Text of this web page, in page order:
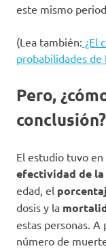
este mismo
(Lea también: ¿El
probabilidades de
Pero,
conclusión?
El estudio tuvo
efectividad de la
edad, el
dosis y la
estas personas.
número de